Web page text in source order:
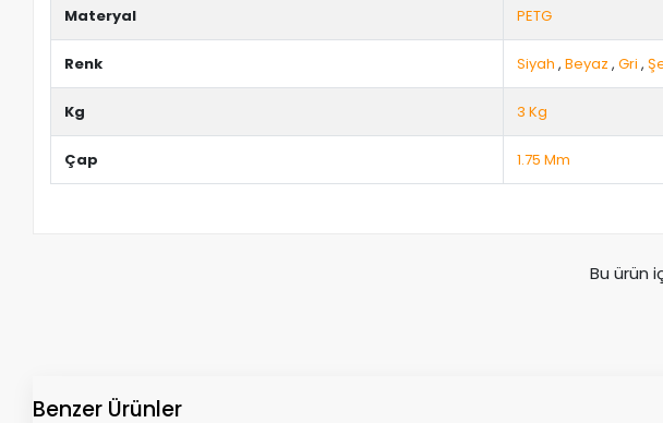
Materyal PETG
Renk Siyah ,Beyaz ,Gri ,
Kg 3 Kg
Çap 1.75 Mm
Bu ürün
Benzer Ürünler